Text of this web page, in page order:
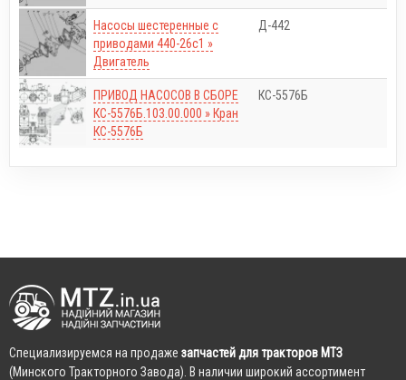
Насосы шестеренные с
приводами 440-26с1 »
Двигатель
Д-442
ПРИВОД НАСОСОВ В СБОРЕ
КС-5576Б.103.00.000 » Кран
КС-5576Б
КС-5576Б
Cпециализируемся на продаже запчастей для тракторов МТЗ
(Минского Тракторного Завода). В наличии широкий ассортимент